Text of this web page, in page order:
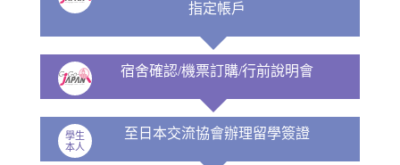
指定帳戶
宿舍確認/機票訂購/行前說明會
學生
本人
至日本交流協會辦理留學簽證